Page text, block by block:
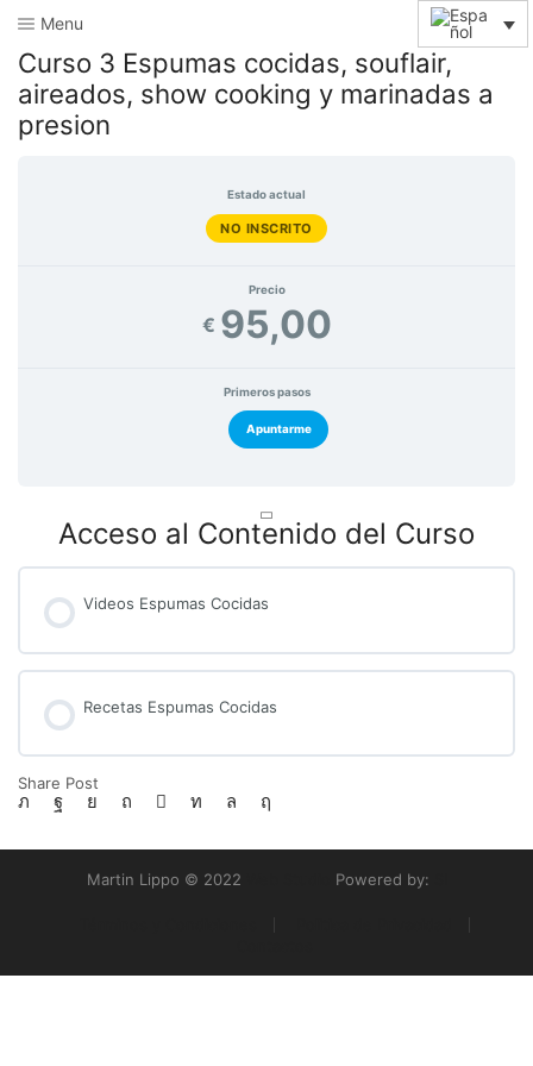
Menu
Curso 3 Espumas cocidas, souflair,
aireados, show cooking y marinadas a
presion
Estado actual
NO INSCRITO
Precio
€ 95,00
Primeros pasos
Apuntarme
Acceso al Contenido del Curso
Videos Espumas Cocidas
Recetas Espumas Cocidas
Share Post
Martin Lippo © 2022 Powered by: